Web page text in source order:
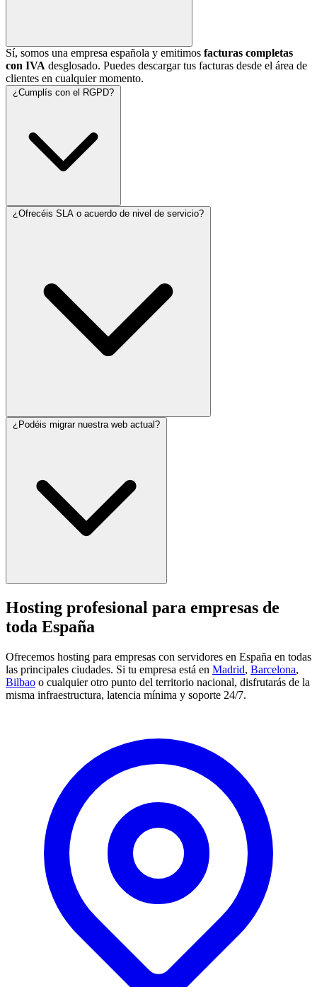
Sí, somos una empresa española y emitimos facturas completas
con IVA desglosado. Puedes descargar tus facturas desde el área de
clientes en cualquier momento.
¿Cumplís con el RGPD?
¿Ofrecéis SLA o acuerdo de nivel de servicio?
¿Podéis migrar nuestra web actual?
Hosting profesional para empresas de
toda España
Ofrecemos hosting para empresas con servidores en España en todas
las principales ciudades. Si tu empresa está en Madrid, Barcelona,
Bilbao o cualquier otro punto del territorio nacional, disfrutarás de la
misma infraestructura, latencia mínima y soporte 24/7.